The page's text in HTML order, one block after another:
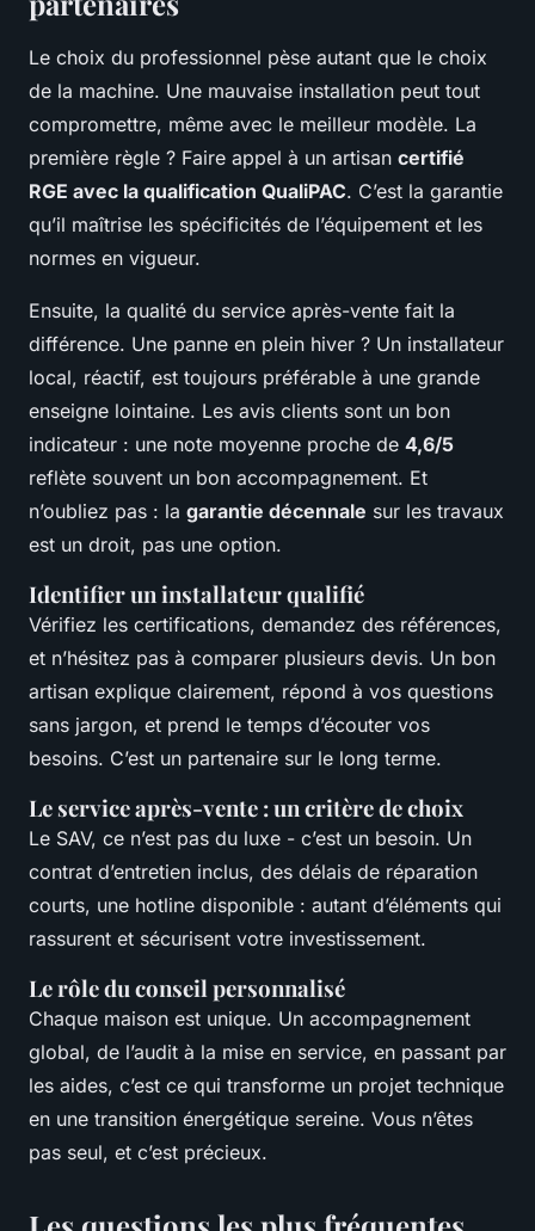
Le choix du professionnel pèse autant que le choix
de la machine. Une mauvaise installation peut tout
compromettre, même avec le meilleur modèle. La
première règle ? Faire appel à un artisan certifié
RGE avec la qualification QualiPAC. C’est la garantie
qu’il maîtrise les spécificités de l’équipement et les
normes en vigueur.
Ensuite, la qualité du service après-vente fait la
différence. Une panne en plein hiver ? Un installateur
local, réactif, est toujours préférable à une grande
enseigne lointaine. Les avis clients sont un bon
indicateur : une note moyenne proche de 4,6/5
reflète souvent un bon accompagnement. Et
n’oubliez pas : la garantie décennale sur les travaux
est un droit, pas une option.
Identifier un installateur qualifié
Vérifiez les certifications, demandez des références,
et n’hésitez pas à comparer plusieurs devis. Un bon
artisan explique clairement, répond à vos questions
sans jargon, et prend le temps d’écouter vos
besoins. C’est un partenaire sur le long terme.
Le service après-vente : un critère de choix
Le SAV, ce n’est pas du luxe - c’est un besoin. Un
contrat d’entretien inclus, des délais de réparation
courts, une hotline disponible : autant d’éléments qui
rassurent et sécurisent votre investissement.
Le rôle du conseil personnalisé
Chaque maison est unique. Un accompagnement
global, de l’audit à la mise en service, en passant par
les aides, c’est ce qui transforme un projet technique
en une transition énergétique sereine. Vous n’êtes
pas seul, et c’est précieux.